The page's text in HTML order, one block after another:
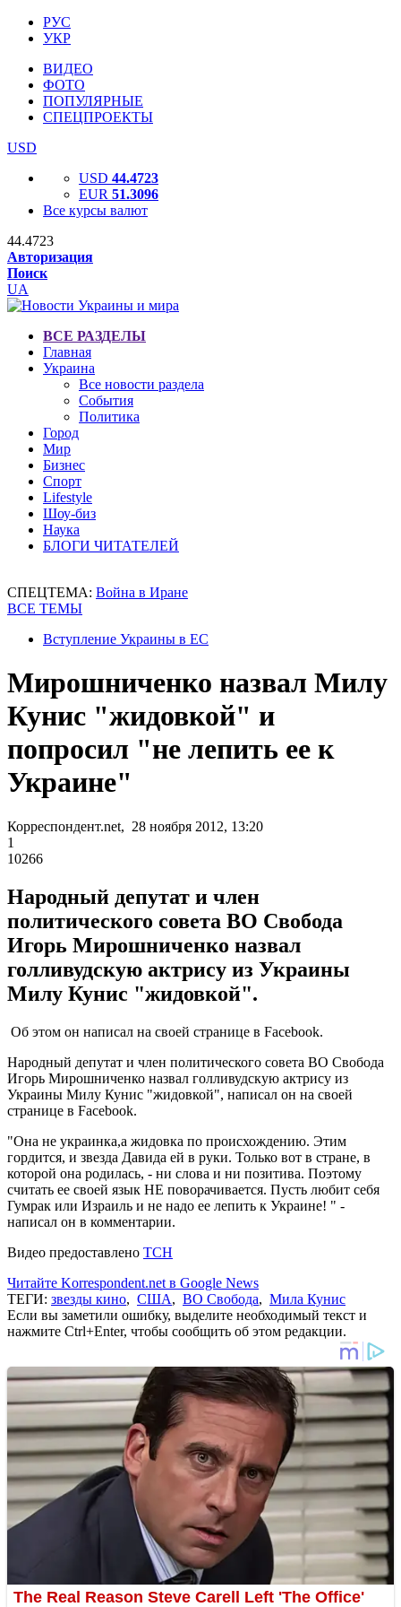
РУС
УКР
ВИДЕО
ФОТО
ПОПУЛЯРНЫЕ
СПЕЦПРОЕКТЫ
USD
USD 44.4723
EUR 51.3096
Все курсы валют
44.4723
Авторизация
Поиск
UA
ВСЕ РАЗДЕЛЫ
Главная
Украина
Все новости раздела
События
Политика
Город
Мир
Бизнес
Спорт
Lifestyle
Шоу-биз
Наука
БЛОГИ ЧИТАТЕЛЕЙ
СПЕЦТЕМА: Война в Иране
ВСЕ ТЕМЫ
Вступление Украины в ЕС
Мирошниченко назвал Милу
Кунис "жидовкой" и
попросил "не лепить ее к
Украине"
Корреспондент.net, 28 ноября 2012, 13:20
1
10266
Народный депутат и член
политического совета ВО Свобода
Игорь Мирошниченко назвал
голливудскую актрису из Украины
Милу Кунис "жидовкой".
Об этом он написал на своей странице в Facebook.
Народный депутат и член политического совета ВО Свобода
Игорь Мирошниченко назвал голливудскую актрису из
Украины Милу Кунис "жидовкой", написал он на своей
странице в Facebook.
"Она не украинка,а жидовка по происхождению. Этим
гордится, и звезда Давида ей в руки. Только вот в стране, в
которой она родилась, - ни слова и ни позитива. Поэтому
считать ее своей язык НЕ поворачивается. Пусть любит себя
Гумрак или Израиль и не надо ее лепить к Украине! " -
написал он в комментарии.
Видео предоставлено ТСН
Читайте Korrespondent.net в Google News
ТЕГИ: звезды кино, США, ВО Свобода, Мила Кунис
Если вы заметили ошибку, выделите необходимый текст и
нажмите Ctrl+Enter, чтобы сообщить об этом редакции.